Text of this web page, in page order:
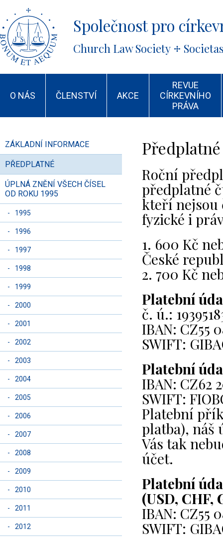
Společnost pro
Church Law Society
O NÁS ČLENSTVÍ AKCE
REVUE
CÍRKEVNÍHO
PRÁVA
ZÁKLADNÍ INFORMACE
PŘEDPLATNÉ
ÚPLNÁ ZNĚNÍ VŠECH ČÍSEL
OD ROKU 1995
- 1995
- 1996
- 1997
- 1998
- 1999
- 2000
- 2001
- 2002
- 2003
- 2004
- 2005
- 2006
- 2007
- 2008
- 2009
- 2010
- 2011
- 2012
Roční
předplatné
kteří nejsou
fyzické i
1. 600 Kč
České
2. 700 Kč
Platební
č. ú.:
IBAN: CZ55
SWIFT:
Platební
IBAN: CZ62
SWIFT:
Platební
platba), náš
Vás tak
účet.
Platební
(USD, CHF,
IBAN: CZ55
SWIFT: